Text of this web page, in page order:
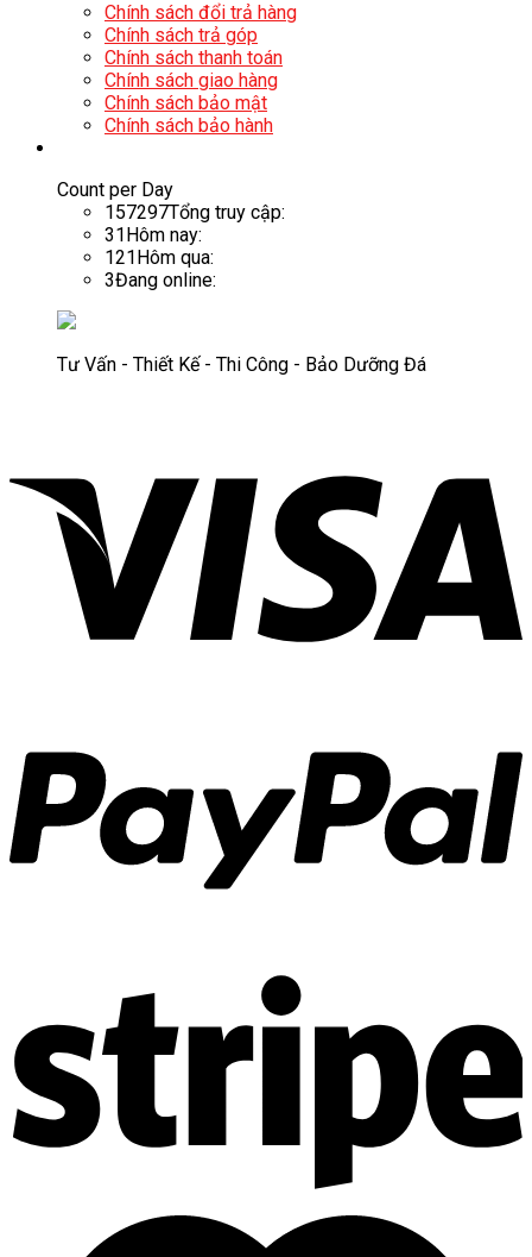
Chính sách đổi trả hàng
Chính sách trả góp
Chính sách thanh toán
Chính sách giao hàng
Chính sách bảo mật
Chính sách bảo hành
Count per Day
157297Tổng truy cập:
31 Hôm nay:
121 Hôm qua:
3Đang online:
Tư Vấn - Thiết Kế - Thi Công - Bảo Dưỡng Đá